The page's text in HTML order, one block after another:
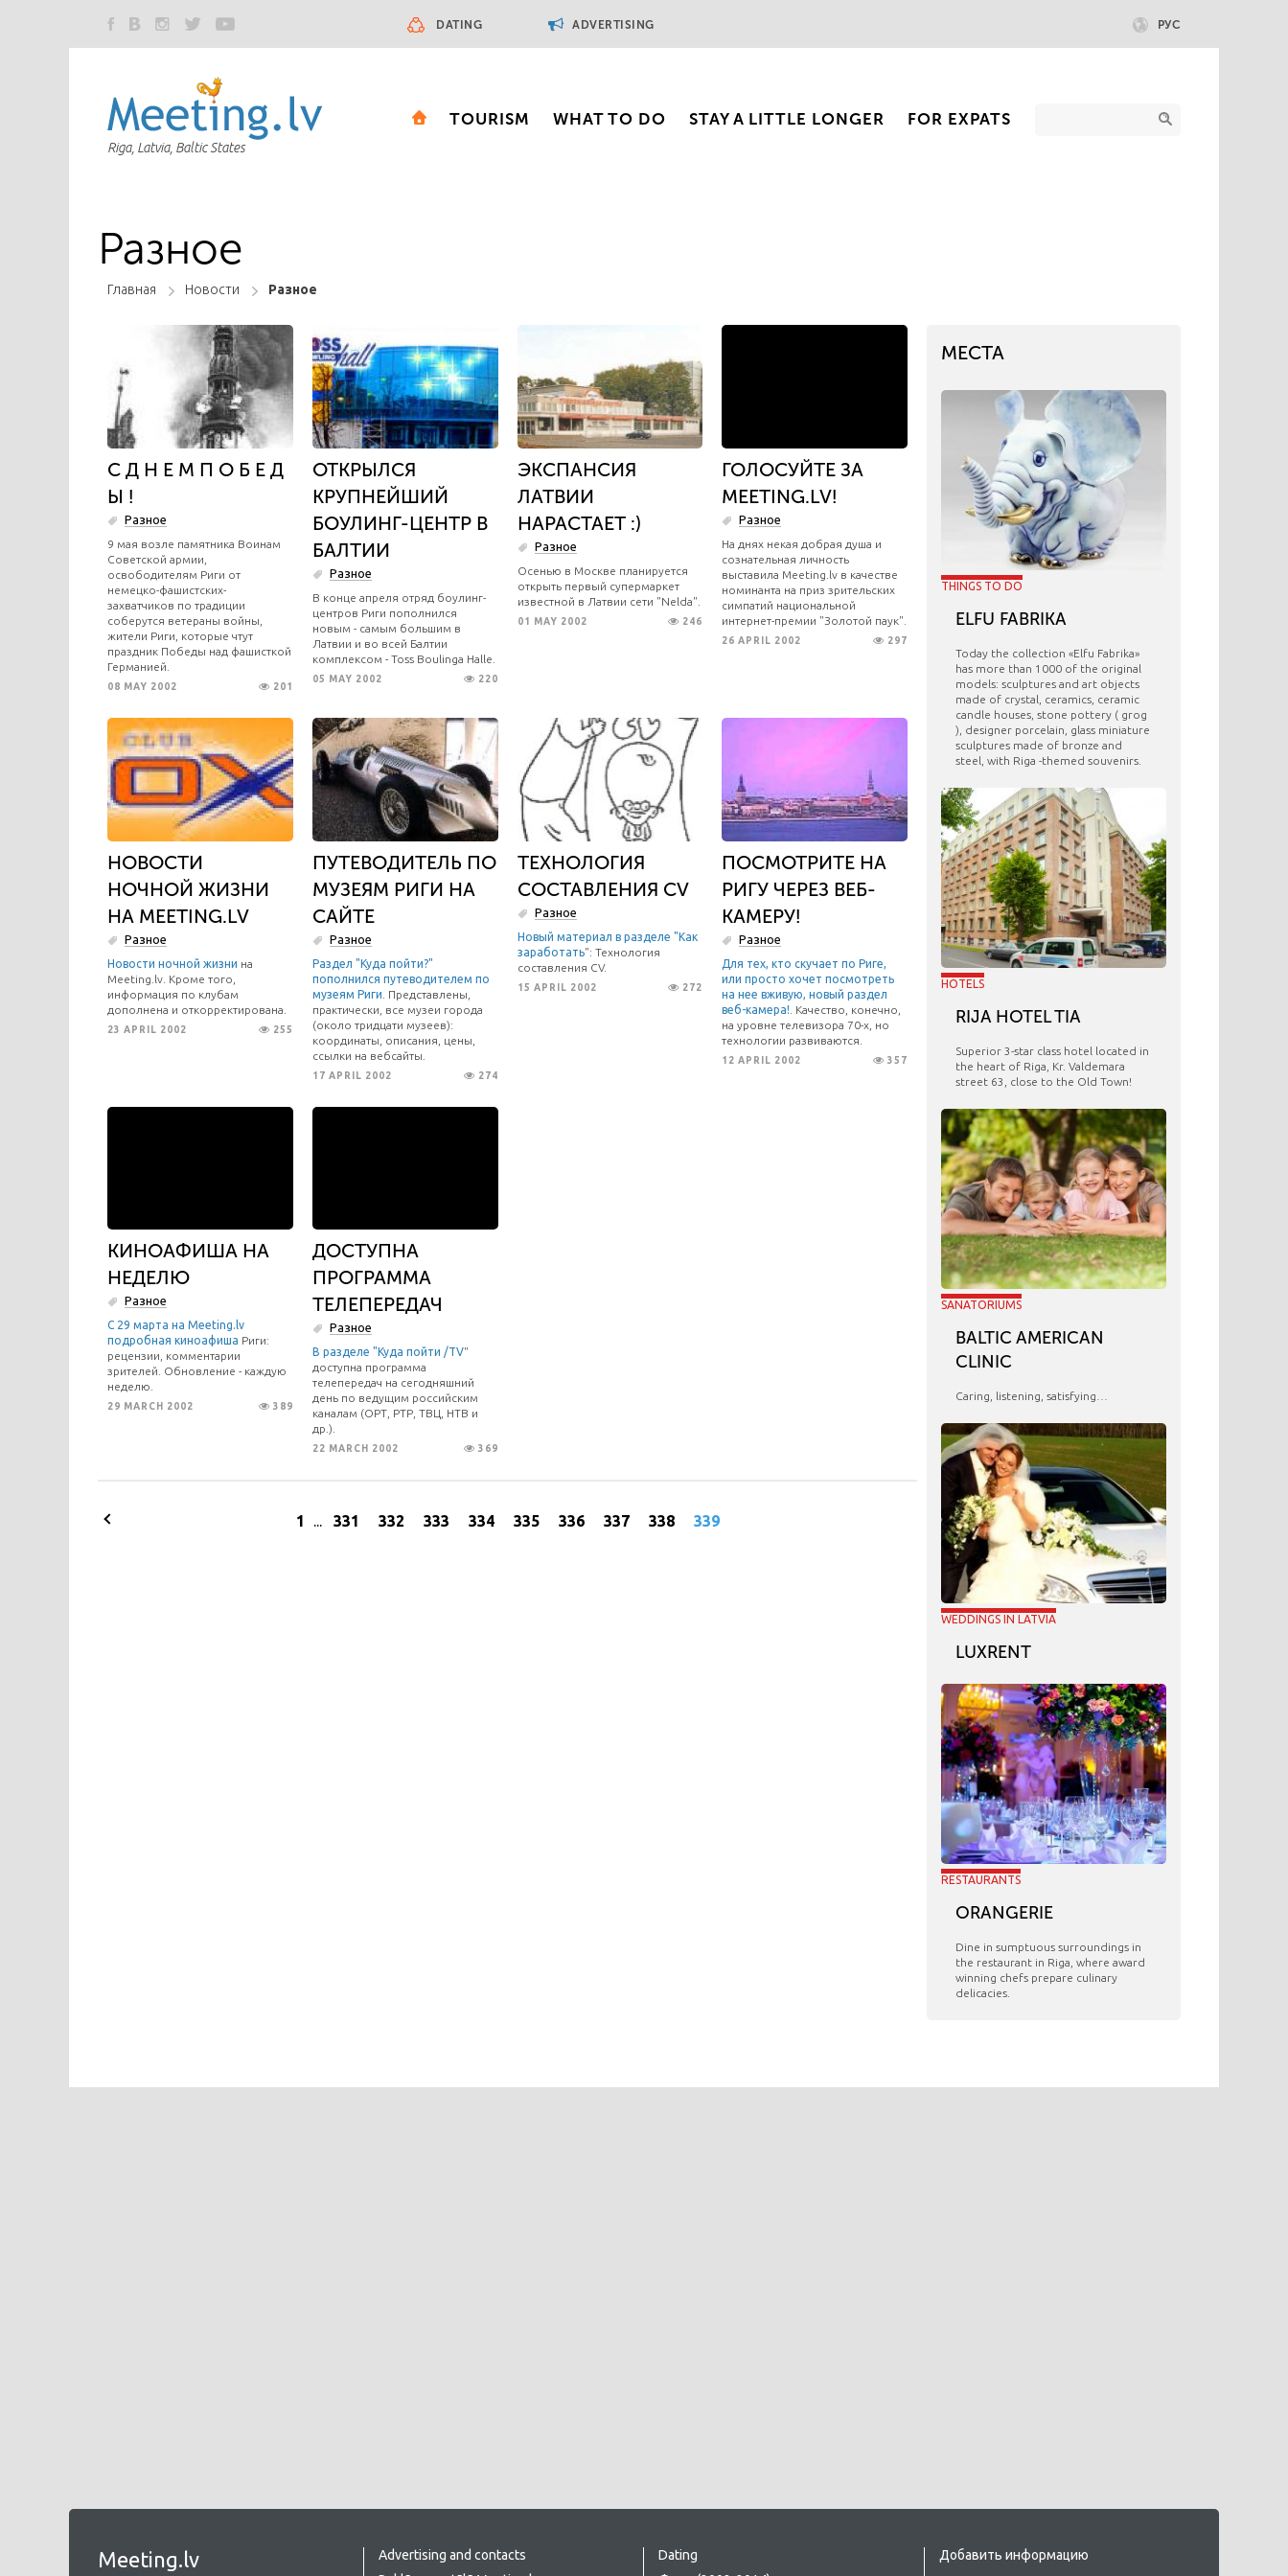
DATING ADVERTISING РУС
Riga, Latvia, Baltic States
TOURISM WHAT TO DO STAY A LITTLE LONGER FOR EXPATS
Разное
Главная Новости Разное
С Д Н Е М П О Б Е Д
Ы !
Разное
9 мая возле памятника Воинам
Советской армии,
освободителям Риги от
немецко-фашистских-
захватчиков по традиции
соберутся ветераны войны,
жители Риги, которые чтут
праздник Победы над фашисткой
Германией.
08 MAY 2002 201
ОТКРЫЛСЯ
КРУПНЕЙШИЙ
БОУЛИНГ-ЦЕНТР В
БАЛТИИ
Разное
В конце апреля отряд боулинг-
центров Риги пополнился
новым - самым большим в
Латвии и во всей Балтии
комплексом - Toss Boulinga Halle.
05 MAY 2002 220
ЭКСПАНСИЯ
ЛАТВИИ
НАРАСТАЕТ :)
Разное
Осенью в Москве планируется
открыть первый супермаркет
известной в Латвии сети "Nelda".
01 MAY 2002 246
ГОЛОСУЙТЕ ЗА
MEETING.LV!
Разное
На днях некая добрая душа и
сознательная личность
выставила Meeting.lv в качестве
номинанта на приз зрительских
симпатий национальной
интернет-премии "Золотой паук".
26 APRIL 2002 297
НОВОСТИ
НОЧНОЙ ЖИЗНИ
НА MEETING.LV
Разное
Новости ночной жизни на
Meeting.lv. Кроме того,
информация по клубам
дополнена и откорректирована.
23 APRIL 2002 255
ПУТЕВОДИТЕЛЬ ПО
МУЗЕЯМ РИГИ НА
САЙТЕ
Разное
Раздел "Куда пойти?"
пополнился путеводителем по
музеям Риги . Представлены,
практически, все музеи города
(около тридцати музеев):
координаты, описания, цены,
ссылки на вебсайты.
17 APRIL 2002 274
ТЕХНОЛОГИЯ
СОСТАВЛЕНИЯ CV
Разное
Новый материал в разделе "Как
заработать": Технология
составления CV.
15 APRIL 2002 272
ПОСМОТРИТЕ НА
РИГУ ЧЕРЕЗ ВЕБ-
КАМЕРУ!
Разное
Для тех, кто скучает по Риге,
или просто хочет посмотреть
на нее вживую, новый раздел
веб-камера! . Качество, конечно,
на уровне телевизора 70-х, но
технологии развиваются.
12 APRIL 2002 357
КИНОАФИША НА
НЕДЕЛЮ
Разное
С 29 марта на Meeting.lv
подробная киноафиша Риги:
рецензии, комментарии
зрителей. Обновление - каждую
неделю.
29 MARCH 2002 389
ДОСТУПНА
ПРОГРАММА
ТЕЛЕПЕРЕДАЧ
Разное
В разделе " Куда пойти /TV"
доступна программа
телепередач на сегодняшний
день по ведущим российским
каналам (ОРТ, РТР, ТВЦ, НТВ и
др.).
22 MARCH 2002 369
1 ... 331 332 333 334 335 336 337 338 339
МЕСТА
THINGS TO DO
ELFU FABRIKA
Today the collection «Elfu Fabrika»
has more than 1000 of the original
models: sculptures and art objects
made ​​of crystal, ceramics, ceramic
candle houses, stone pottery ( grog
), designer porcelain, glass miniature
sculptures made of bronze and
steel, with Riga -themed souvenirs.
HOTELS
RIJA HOTEL TIA
Superior 3-star class hotel located in
the heart of Riga, Kr. Valdemara
street 63, close to the Old Town!
SANATORIUMS
BALTIC AMERICAN
CLINIC
Caring, listening, satisfying…
WEDDINGS IN LATVIA
LUXRENT
RESTAURANTS
ORANGERIE
​Dine in sumptuous surroundings in
the restaurant in Riga, where award
winning chefs prepare culinary
delicacies.
Meeting.lv
Advertising and contacts
Dating
Добавить информацию